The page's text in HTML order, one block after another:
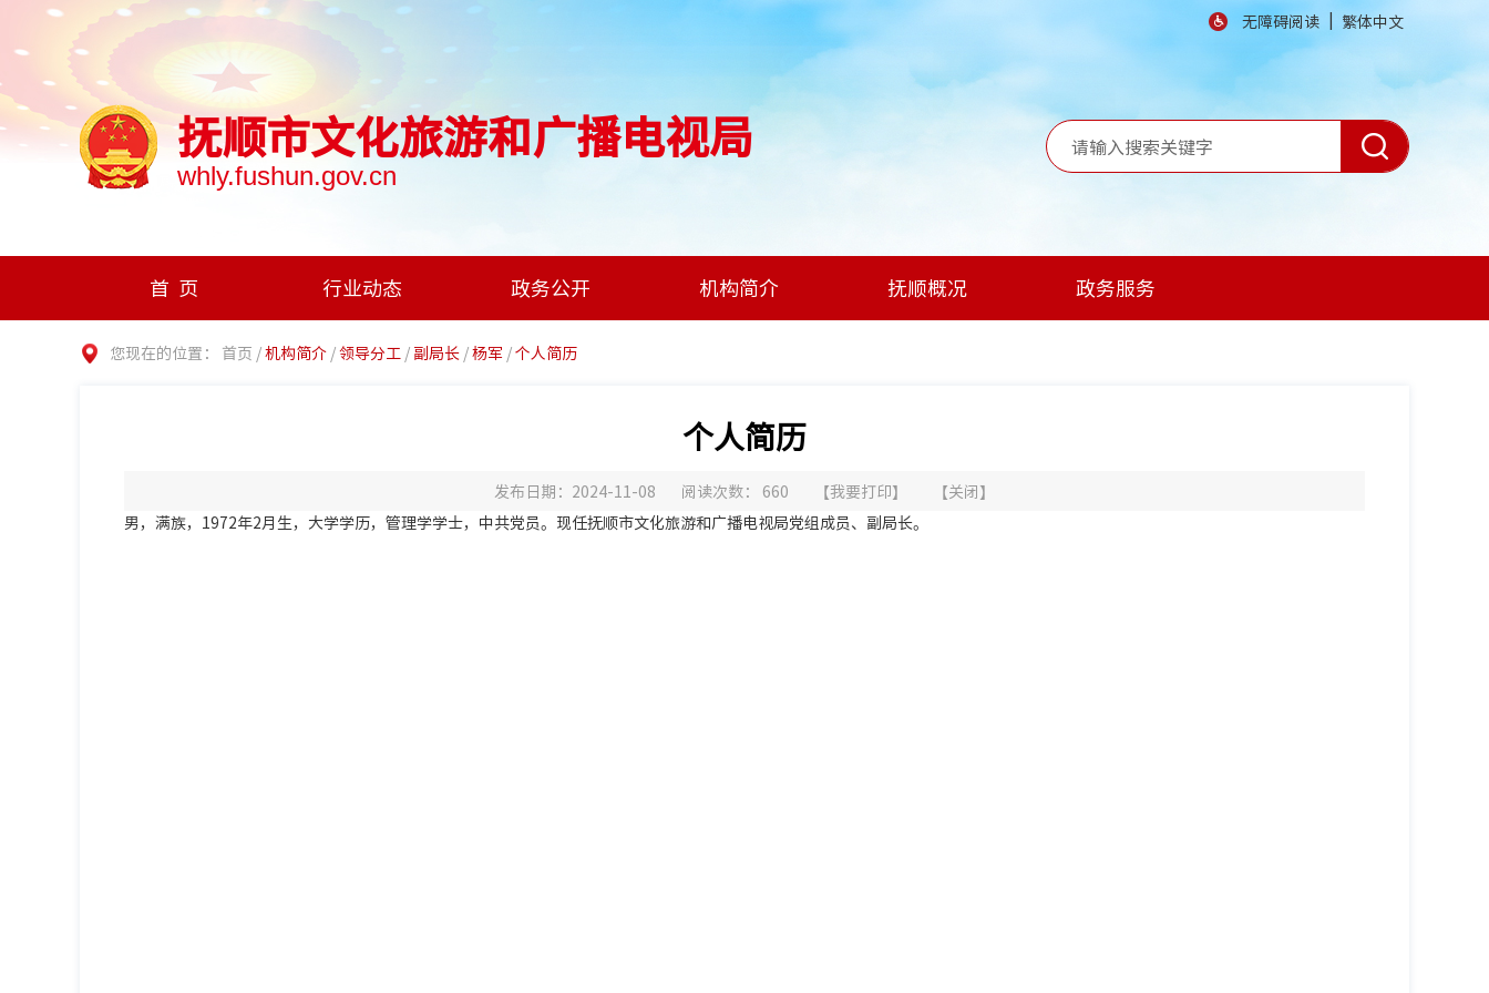
无障碍阅读 | 繁体中文
抚顺市文化旅游和广播电视局
whly.fushun.gov.cn
首页 行业动态 政务公开 机构简介 抚顺概况 政务服务
您现在的位置： 首页 /机构简介 /领导分工 / 副局长 /杨军 /个人简历
个人简历
发布日期：2024-11-08 阅读次数： 660 【我要打印】 【关闭】
男，满族，1972年2月生，大学学历，管理学学士，中共党员。现任抚顺市文化旅游和广播电视局党组成员、副局长。